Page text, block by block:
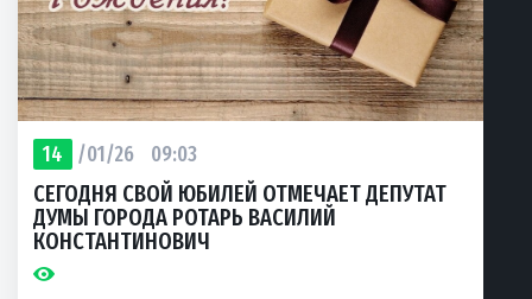
14 /01/26 09:03
СЕГОДНЯ СВОЙ ЮБИЛЕЙ ОТМЕЧАЕТ ДЕПУТАТ
ДУМЫ ГОРОДА РОТАРЬ ВАСИЛИЙ
КОНСТАНТИНОВИЧ